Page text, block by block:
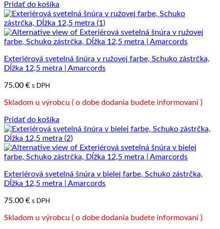
Pridať do košíka
Exteriérová svetelná šnúra v ružovej farbe, Schuko zástrčka,
Dĺžka 12,5 metra | Amarcords
75.00 € s DPH
Skladom u výrobcu ( o dobe dodania budete informovaní )
Pridať do košíka
Exteriérová svetelná šnúra v bielej farbe, Schuko zástrčka,
Dĺžka 12,5 metra | Amarcords
75.00 € s DPH
Skladom u výrobcu ( o dobe dodania budete informovaní )